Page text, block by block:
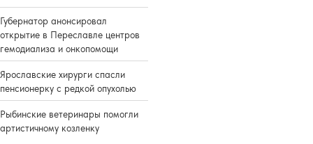
Губернатор анонсировал
открытие в Переславле центров
гемодиализа и онкопомощи
Ярославские хирурги спасли
пенсионерку с редкой опухолью
Рыбинские ветеринары помогли
артистичному козленку